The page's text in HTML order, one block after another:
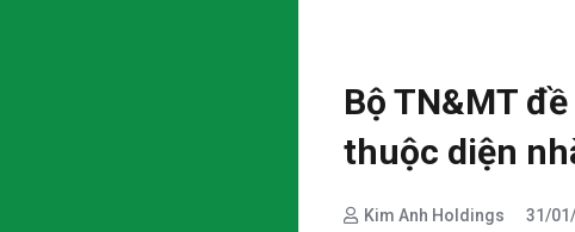
Bộ TN&MT
thuộc diện
Kim Anh Holdings 31/